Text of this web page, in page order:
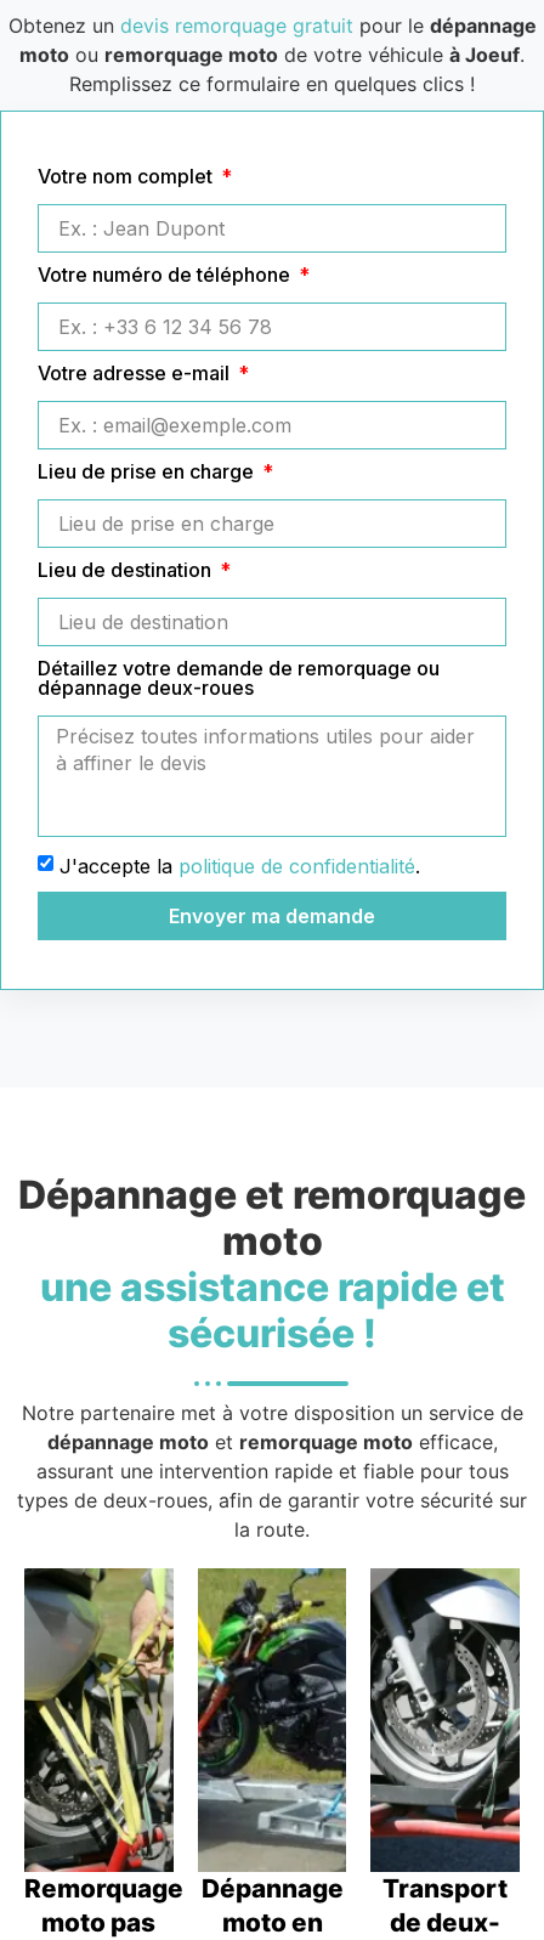
Obtenez un devis remorquage gratuit pour le dépannage
moto ou remorquage moto de votre véhicule à Joeuf.
Remplissez ce formulaire en quelques clics !
Votre nom complet
Votre numéro de téléphone
Votre adresse e-mail
Lieu de prise en charge
Lieu de destination
Détaillez votre demande de remorquage ou
dépannage deux-roues
J'accepte la politique de confidentialité.
Envoyer ma demande
Dépannage et remorquage
moto
une assistance rapide et
sécurisée !
Notre partenaire met à votre disposition un service de
dépannage motoet remorquage motoefficace,
assurant une intervention rapide et fiable pour tous
types de deux-roues, afin de garantir votre sécurité sur
la route.
Remorquage
moto pas
Dépannage
moto en
Transport
de deux-